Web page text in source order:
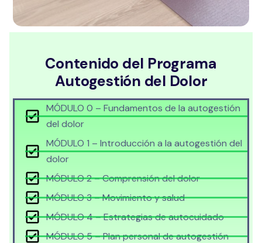
Contenido del Programa
Autogestión del Dolor
MÓDULO 0 – Fundamentos de la autogestión
del dolor
MÓDULO 1 – Introducción a la autogestión del
dolor
MÓDULO 2 – Comprensión del dolor
MÓDULO 3 – Movimiento y salud
MÓDULO 4 – Estrategias de autocuidado
MÓDULO 5 – Plan personal de autogestión